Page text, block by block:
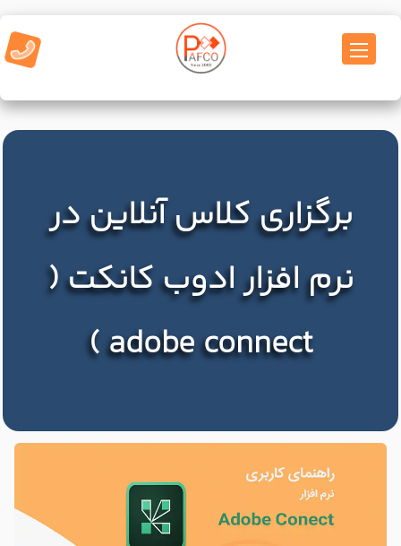
برگزاری کلاس آنلاین در
نرم افزار ادوب کانکت (
adobe connect )